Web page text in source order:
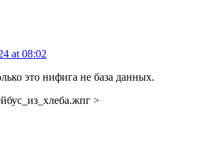
at 08:02
это нифига не база данных.
>